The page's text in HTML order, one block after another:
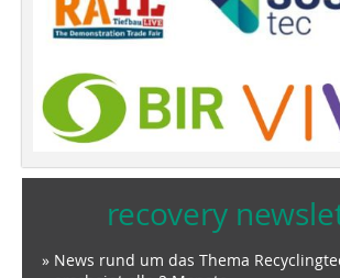
recovery
» News rund um das Thema